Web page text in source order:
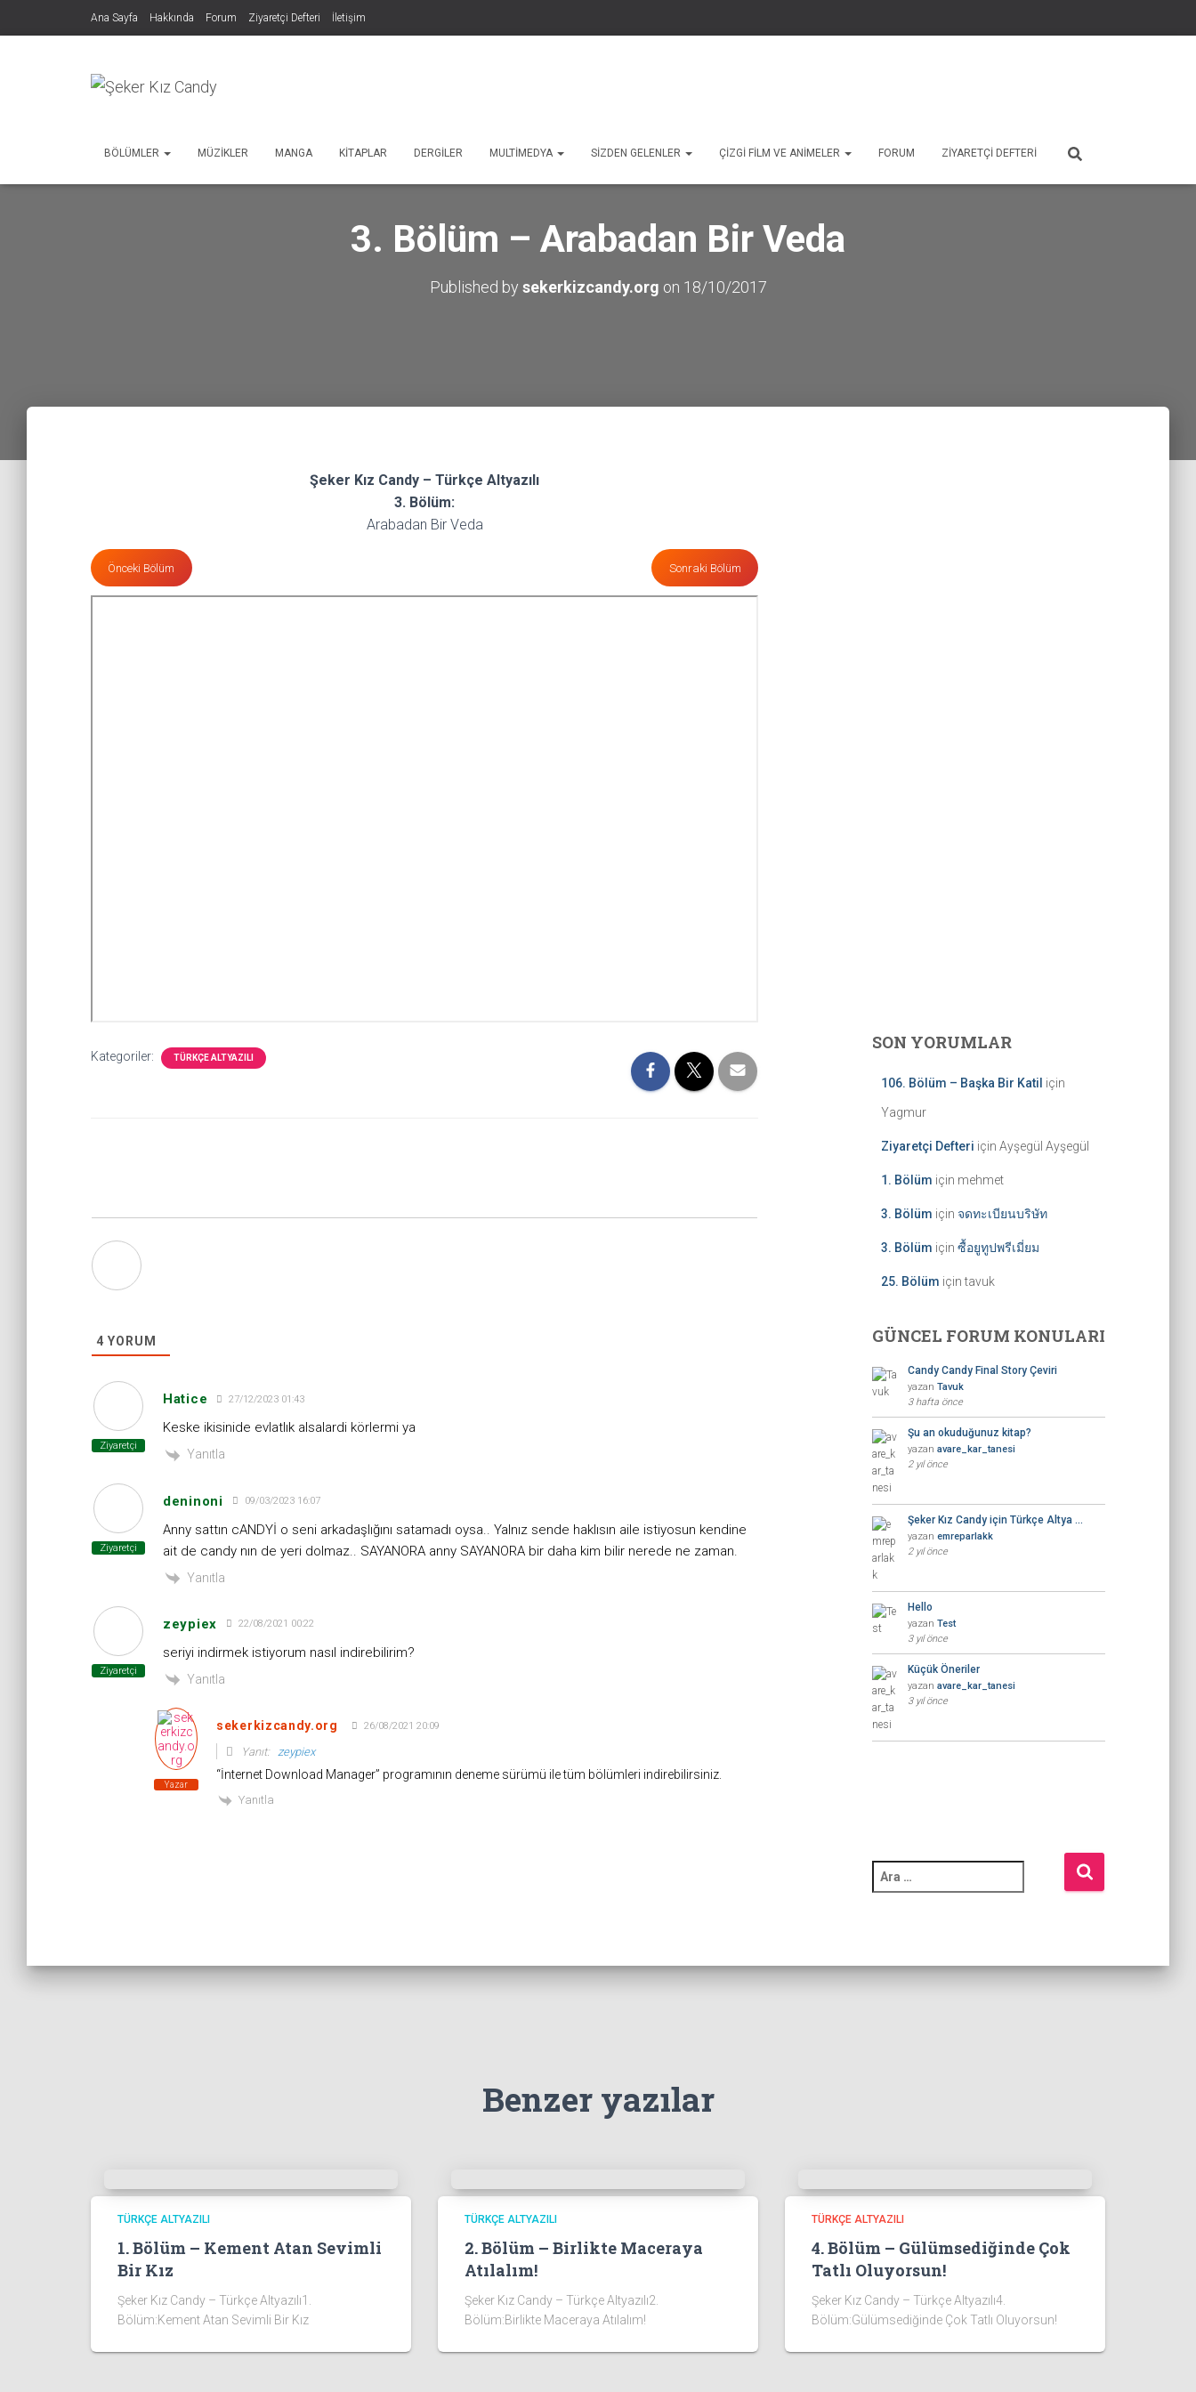
Ana Sayfa Hakkında Forum Ziyaretçi Defteri İletişim
BÖLÜMLER MÜZIKLER MANGA KITAPLAR DERGILER MULTIMEDYA SIZDEN GELENLER ÇIZGI FILM VE ANIMELER FORUM ZIYARETÇI DEFTERI
3. Bölüm – Arabadan Bir Veda
Published by sekerkizcandy.org on 18/10/2017
Şeker Kız Candy – Türkçe Altyazılı
3. Bölüm:
Arabadan Bir Veda
Önceki Bölüm Sonraki Bölüm
Kategoriler: TÜRKÇE ALTYAZILI
4 YORUM
Ziyaretçi
Hatice 27/12/2023 01:43
Keske ikisinide evlatlık alsalardi körlermi ya
Yanıtla
Ziyaretçi
deninoni 09/03/2023 16:07
Anny sattın cANDYİ o seni arkadaşlığını satamadı oysa.. Yalnız sende haklısın aile istiyosun kendine
ait de candy nın de yeri dolmaz.. SAYANORA anny SAYANORA bir daha kim bilir nerede ne zaman.
Yanıtla
Ziyaretçi
zeypiex 22/08/2021 00:22
seriyi indirmek istiyorum nasıl indirebilirim?
Yanıtla
Yazar
sekerkizcandy.org 26/08/2021 20:09
Yanıt: zeypiex
“İnternet Download Manager” programının deneme sürümü ile tüm bölümleri indirebilirsiniz.
Yanıtla
SON YORUMLAR
106. Bölüm – Başka Bir Katil için
Yagmur
Ziyaretçi Defteri için Ayşegül Ayşegül
1. Bölüm için mehmet
3. Bölüm için จดทะเบียนบริษัท
3. Bölüm için ซื้อยูทูปพรีเมี่ยม
25. Bölüm içintavuk
GÜNCEL FORUM KONULARI
Candy Candy Final Story Çeviri
yazan Tavuk
3 hafta önce
Şu an okuduğunuz kitap?
yazan avare_kar_tanesi
2 yıl önce
Şeker Kız Candy için Türkçe Altya …
yazan emreparlakk
2 yıl önce
Hello
yazan Test
3 yıl önce
Küçük Öneriler
yazan avare_kar_tanesi
3 yıl önce
r
:
Benzer yazılar
TÜRKÇE ALTYAZILI
1. Bölüm – Kement Atan Sevimli
Bir Kız
Şeker Kız Candy – Türkçe Altyazılı1.
Bölüm:Kement Atan Sevimli Bir Kız
TÜRKÇE ALTYAZILI
2. Bölüm – Birlikte Maceraya
Atılalım!
Şeker Kız Candy – Türkçe Altyazılı2.
Bölüm:Birlikte Maceraya Atılalım!
TÜRKÇE ALTYAZILI
4. Bölüm – Gülümsediğinde Çok
Tatlı Oluyorsun!
Şeker Kız Candy – Türkçe Altyazılı4.
Bölüm:Gülümsediğinde Çok Tatlı Oluyorsun!